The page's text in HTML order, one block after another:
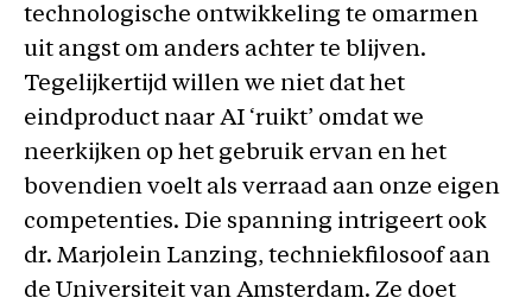
technologische ontwikkeling te omarmen
uit angst om anders achter te blijven.
Tegelijkertijd willen we niet dat het
eindproduct naar AI ‘ruikt’ omdat we
neerkijken op het gebruik ervan en het
bovendien voelt als verraad aan onze eigen
competenties. Die spanning intrigeert ook
dr. Marjolein Lanzing, techniekfilosoof aan
de Universiteit van Amsterdam. Ze doet